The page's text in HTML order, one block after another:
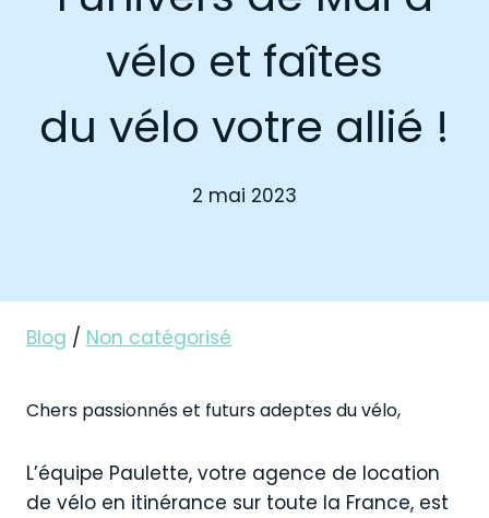
vélo et faîtes
du vélo votre allié !
2 mai 2023
Blog / Non catégorisé
Chers passionnés et futurs adeptes du vélo,
L’équipe Paulette, votre agence de location
de vélo en itinérance sur toute la France, est